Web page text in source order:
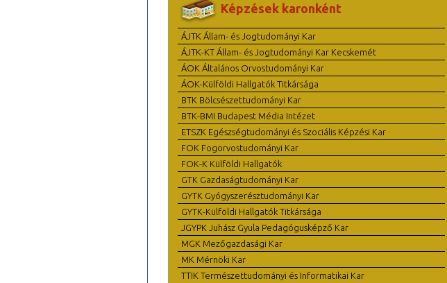
Képzések karonként
ÁJTK Állam- és Jogtudományi Kar
ÁJTK-KT Állam- és Jogtudományi Kar Kecskemét
ÁOK Általános Orvostudományi Kar
ÁOK-Külföldi Hallgatók Titkársága
BTK Bölcsészettudományi Kar
BTK-BMI Budapest Média Intézet
ETSZK Egészségtudományi és Szociális Képzési Kar
FOK Fogorvostudományi Kar
FOK-K Külföldi Hallgatók
GTK Gazdaságtudományi Kar
GYTK Gyógyszerésztudományi Kar
GYTK-Külföldi Hallgatók Titkársága
JGYPK Juhász Gyula Pedagógusképző Kar
MGK Mezőgazdasági Kar
MK Mérnöki Kar
TTIK Természettudományi és Informatikai Kar